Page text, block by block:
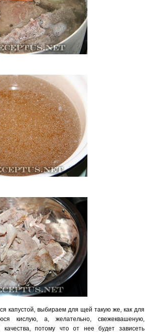
капустой, выбираем для щей такую же, как для
кислую, а, желательно, свежеквашеную,
качества, потому что от нее будет зависеть